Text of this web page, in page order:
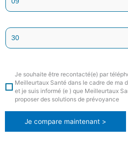
Je souhaite être recontacté(e) par
Meilleurtaux Santé dans le cadre de ma
et je suis informé (e ) que Meilleurtaux
proposer des solutions de prévoyance
Je compare maintenant >